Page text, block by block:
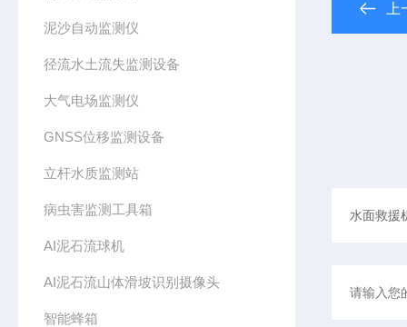
泥沙自动监测仪
径流水土流失监测设备
大气电场监测仪
GNSS位移监测设备
立杆水质监测站
病虫害监测工具箱
AI泥石流球机
AI泥石流山体滑坡识别摄像头
智能蜂箱